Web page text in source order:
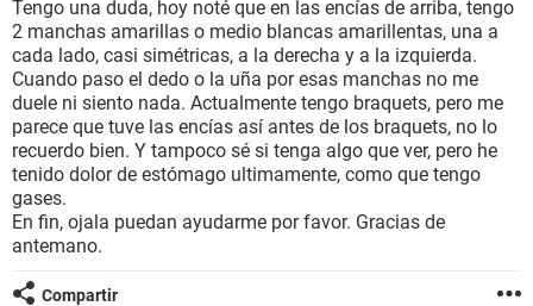
SEXUALIDAD
GLOSARIO
Tengo una duda, hoy noté que en las encías de arriba, tengo
2 manchas amarillas o medio blancas amarillentas, una a
cada lado, casi simétricas, a la derecha y a la izquierda.
Cuando paso el dedo o la uña por esas manchas no me
duele ni siento nada. Actualmente tengo braquets, pero me
parece que tuve las encías así antes de los braquets, no lo
recuerdo bien. Y tampoco sé si tenga algo que ver, pero he
tenido dolor de estómago ultimamente, como que tengo
gases.
En fin, ojala puedan ayudarme por favor. Gracias de
antemano.
Compartir